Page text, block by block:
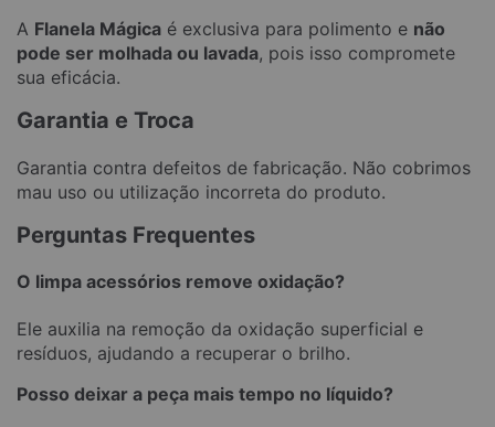
A Flanela Mágica é exclusiva para polimento e não
pode ser molhada ou lavada, pois isso compromete
sua eficácia.
Garantia e Troca
Garantia contra defeitos de fabricação. Não cobrimos
mau uso ou utilização incorreta do produto.
Perguntas Frequentes
O limpa acessórios remove oxidação?
Ele auxilia na remoção da oxidação superficial e
resíduos, ajudando a recuperar o brilho.
Posso deixar a peça mais tempo no líquido?